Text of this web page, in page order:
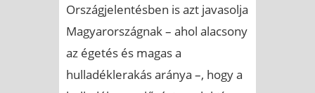
Országjelentésben is azt javasolja
Magyarországnak – ahol alacsony
az égetés és magas a
hulladéklerakás aránya –, hogy a